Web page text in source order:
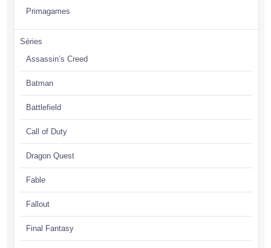
Primagames
Séries
Assassin’s Creed
Batman
Battlefield
Call of Duty
Dragon Quest
Fable
Fallout
Final Fantasy